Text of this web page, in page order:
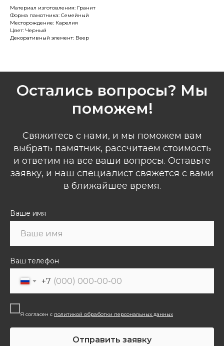
Материал изготовления: Гранит
Форма памятника: Семейный
Месторождение: Карелия
Цвет: Черный
Декоративный элемент: Веер
Остались вопросы? Мы
поможем!
Свяжитесь с нами, и мы поможем вам
выбрать памятник, рассчитаем стоимость
и ответим на все ваши вопросы. Оставьте
заявку, и наш специалист свяжется с вами
в ближайшее время.
Ваше имя
Ваш телефон
+7
Я согласен с политикой обработки персональных данных
Отправить заявку